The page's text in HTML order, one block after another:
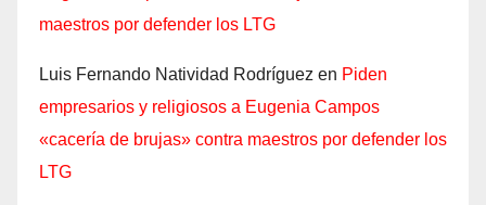
maestros por defender los LTG
Luis Fernando Natividad Rodríguez en Piden
empresarios y religiosos a Eugenia Campos
«cacería de brujas» contra maestros por defender los
LTG